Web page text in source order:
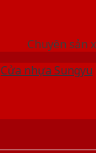
Chuyên sản
Cửa nhựa Sungyu